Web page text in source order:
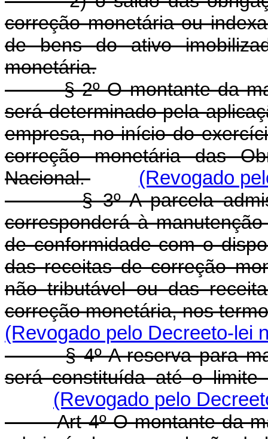
correção monetária ou
de bens do ativo
monetária.
§ 2º O montante da
será determinado pela
empresa, no início do
correção monetária das
Nacional.
(Revogado
§ 3º A parcela
corresponderá à
de conformidade com o
das receitas de correção
não tributável ou das
correção monetária, nos
(Revogado pelo Decreeto-lei
§ 4º A reserva para
será constituída até o limite
(Revogado pelo
Art 4º O montante da